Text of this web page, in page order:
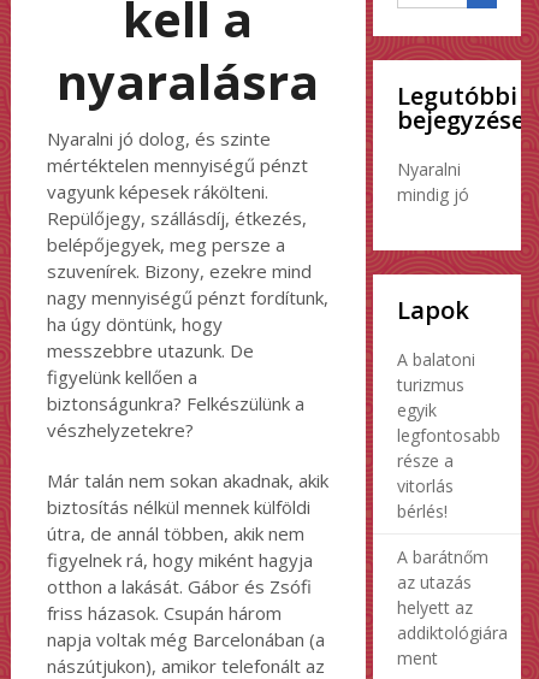
kell a
nyaralásra
Nyaralni jó dolog, és szinte
mértéktelen mennyiségű pénzt
vagyunk képesek rákölteni.
Repülőjegy, szállásdíj, étkezés,
belépőjegyek, meg persze a
szuvenírek. Bizony, ezekre mind
nagy mennyiségű pénzt fordítunk,
ha úgy döntünk, hogy
messzebbre utazunk. De
figyelünk kellően a
biztonságunkra? Felkészülünk a
vészhelyzetekre?
Már talán nem sokan akadnak, akik
biztosítás nélkül mennek külföldi
útra, de annál többen, akik nem
figyelnek rá, hogy miként hagyja
otthon a lakását. Gábor és Zsófi
friss házasok. Csupán három
napja voltak még Barcelonában (a
nászútjukon), amikor telefonált az
Legutóbbi
bejegyzések
Nyaralni
mindig jó
Lapok
A balatoni
turizmus
egyik
legfontosabb
része a
vitorlás
bérlés!
A barátnőm
az utazás
helyett az
addiktológiára
ment